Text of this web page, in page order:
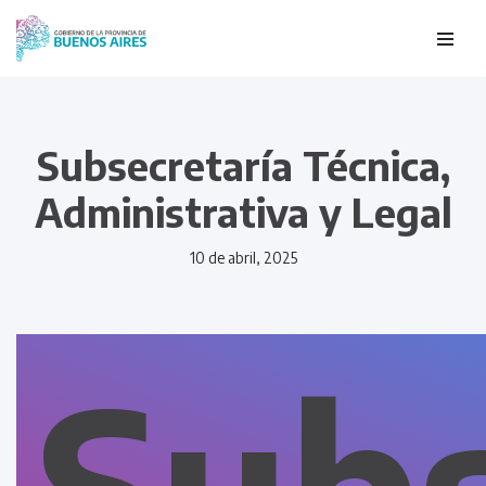
Ir
Subsecretaría Técnica,
Administrativa y Legal
10 de abril, 2025